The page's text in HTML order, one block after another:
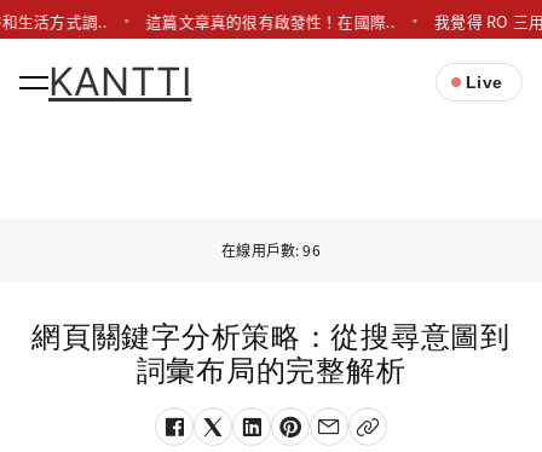
生活方式調.. 這篇文章真的很有啟發性！在國際.. 我覺得 RO 三
KANTTI Live
在線用戶數: 96
網頁關鍵字分析策略：從搜尋意圖到
詞彙布局的完整解析